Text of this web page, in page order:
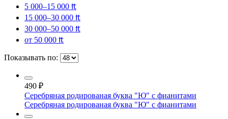
5 000–15 000 ₶
15 000–30 000 ₶
30 000–50 000 ₶
от 50 000 ₶
Показывать по:
490 ₽
Серебряная родированая буква "Ю" с фианитами
Серебряная родированая буква "Ю" с фианитами